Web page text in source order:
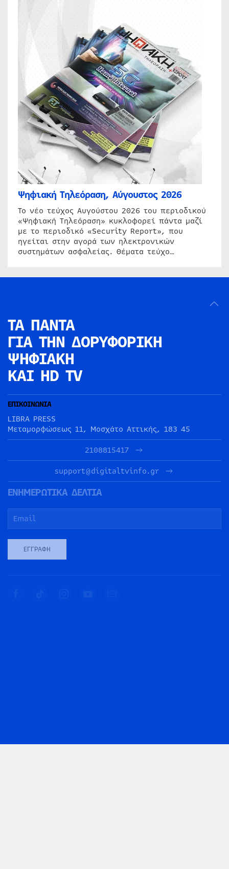
Ψηφιακή Τηλεόραση, Αύγουστος 2026
Το νέο τεύχος Αυγούστου 2026 του περιοδικού
«Ψηφιακή Τηλεόραση» κυκλοφορεί πάντα μαζί
με το περιοδικό «Security Report», που
ηγείται στην αγορά των ηλεκτρονικών
συστημάτων ασφαλείας. Θέματα τεύχο…
ΤΑ ΠΑΝΤΑ
ΓΙΑ ΤΗΝ ΔΟΡΥΦΟΡΙΚΗ
ΨΗΦΙΑΚΗ
ΚΑΙ HD TV
ΕΠΙΚΟΙΝΩΝΙΑ
LIBRA PRESS
Μεταμορφώσεως 11, Μοσχάτο Αττικής, 183 45
2108815417
support@digitaltvinfo.gr
ΕΝΗΜΕΡΩΤΙΚΑ ΔΕΛΤΙΑ
ΕΓΓΡΑΦΉ